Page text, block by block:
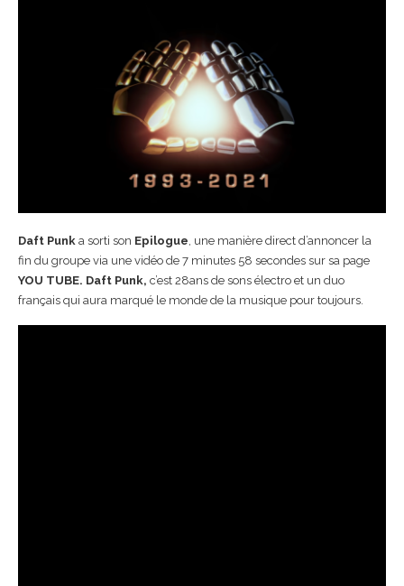
Daft Punk a sorti son Epilogue , une manière direct d’annoncer la
fin du groupe via une vidéo de 7 minutes 58 secondes sur sa page
YOU TUBE. Daft Punk, c’est 28ans de sons électro et un duo
français qui aura marqué le monde de la musique pour toujours.